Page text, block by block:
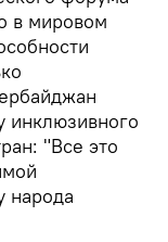
в мировом
инклюзивного
"Все это
народа